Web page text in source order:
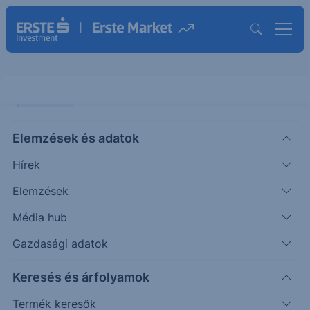
Elemzések és adatok
Hírek
Elemzések
Média hub
Gazdasági adatok
Keresés és árfolyamok
Termék keresők
aranytól
A nagy bankok sorra emelik a jövő évi aranyár
várakozásaikat. A Deutsche Bank a korábbi 4.000